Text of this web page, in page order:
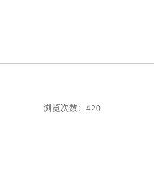
浏览次数：420